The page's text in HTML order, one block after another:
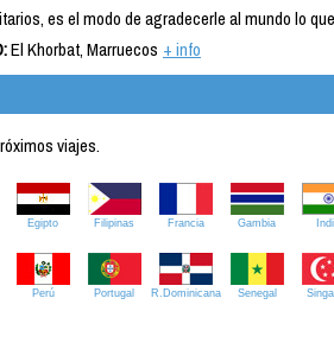
es el modo de agradecerle al mundo lo
El Khorbat, Marruecos + info
viajes.
Egipto Filipinas Francia Gambia
Perú Portugal R.Dominicana Senegal